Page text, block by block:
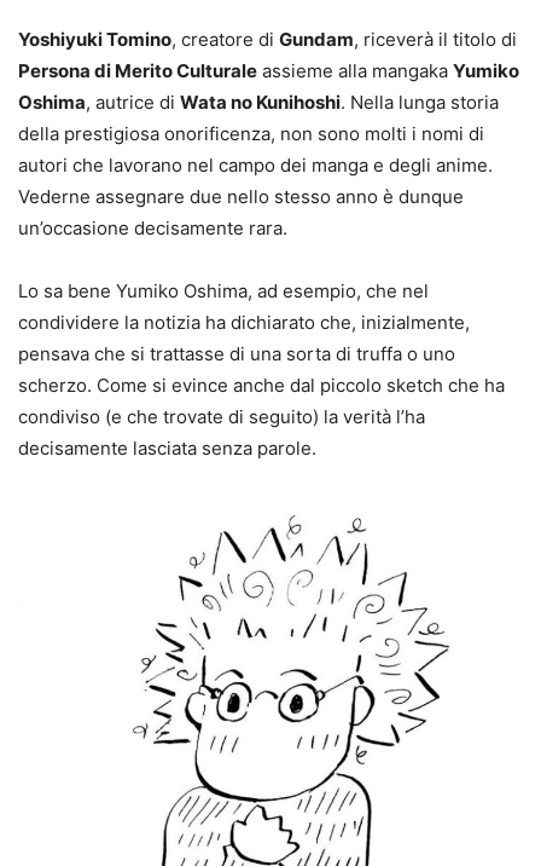
Yoshiyuki Tomino, creatore di Gundam, riceverà il titolo di
Persona di Merito Culturale assieme alla mangaka Yumiko
Oshima, autrice di Wata no Kunihoshi. Nella lunga storia
della prestigiosa onorificenza, non sono molti i nomi di
autori che lavorano nel campo dei manga e degli anime.
Vederne assegnare due nello stesso anno è dunque
un’occasione decisamente rara.
Lo sa bene Yumiko Oshima, ad esempio, che nel
condividere la notizia ha dichiarato che, inizialmente,
pensava che si trattasse di una sorta di truffa o uno
scherzo. Come si evince anche dal piccolo sketch che ha
condiviso (e che trovate di seguito) la verità l’ha
decisamente lasciata senza parole.